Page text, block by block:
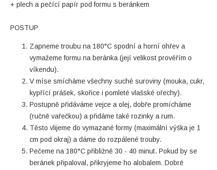
+ plech a pečící papír pod formu s beránkem
POSTUP
Zapneme troubu na 180°C spodní a horní ohřev a
vymažeme formu na beránka (její velikost prověřím o
víkendu).
V míse smícháme všechny suché suroviny (mouka, cukr,
kypřící prášek, skořice i pomleté vlašské ořechy).
Postupně přidáváme vejce a olej, dobře promícháme
(ručně vařečkou) a přidáme také rozinky a rum.
Těsto vlijeme do vymazané formy (maximální výška je 1
cm pod okraj) a dáme do rozpálené trouby.
Pečeme na 180°C přibližně 30 - 40 minut. Pokud by se
beránek připaloval, přikryjeme ho alobalem. Dobré